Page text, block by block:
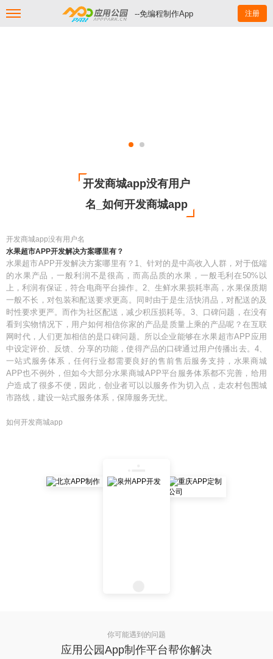
--免编程制作App 注册
开发商城app没有用户
名_如何开发商城app
开发商城app没有用户名
水果超市APP开发解决方案哪里有？
水果超市APP开发解决方案哪里有？1、针对的是中高收入人群，对于低端
的水果产品，一般利润不是很高，而高品质的水果，一般毛利在50%以
上，利润有保证，符合电商平台操作。2、生鲜水果损耗率高，水果保质期
一般不长，对包装和配送要求更高。同时由于是生活快消品，对配送的及
时性要求更严。而作为社区配送，减少积压损耗等。3、口碑问题，在没有
看到实物情况下，用户如何相信你家的产品是质量上乘的产品呢？在互联
网时代，人们更加相信的是口碑问题。所以企业能够在水果超市APP应用
中设定评价、反馈、分享的功能，使得产品的口碑通过用户传播出去。4、
一站式服务体系，任何行业都需要良好的售前售后服务支持，水果商城
APP也不例外，但如今大部分水果商城APP平台服务体系都不完善，给用
户造成了很多不便，因此，创业者可以以服务作为切入点，走农村包围城
市路线，建设一站式服务体系，保障服务无忧。
如何开发商城app
你可能遇到的问题
应用公园App制作平台帮你解决